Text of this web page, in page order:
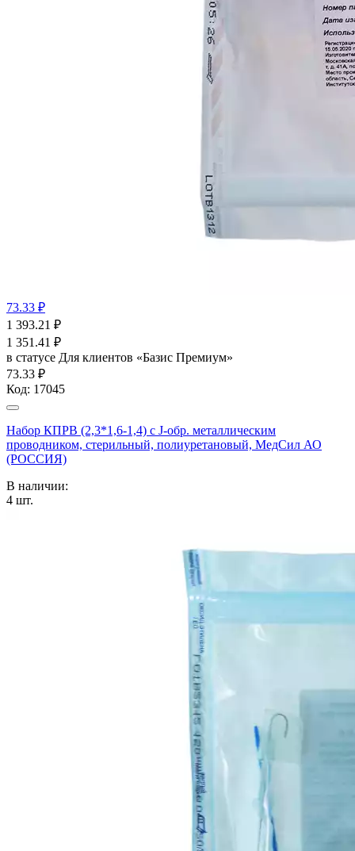
73.33 ₽
1 393.21 ₽
1 351.41 ₽
в статусе Для клиентов «Базис Премиум»
73.33 ₽
Код: 17045
Набор КПРВ (2,3*1,6-1,4) с J-обр. металлическим
проводником, стерильный, полиуретановый, МедСил АО
(РОССИЯ)
В наличии:
4 шт.